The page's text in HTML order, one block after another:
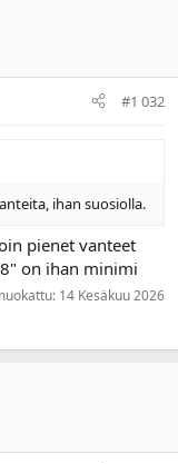
#1 032
ihan suosiolla.
pienet vanteet
on ihan minimi
14 Kesäkuu 2026